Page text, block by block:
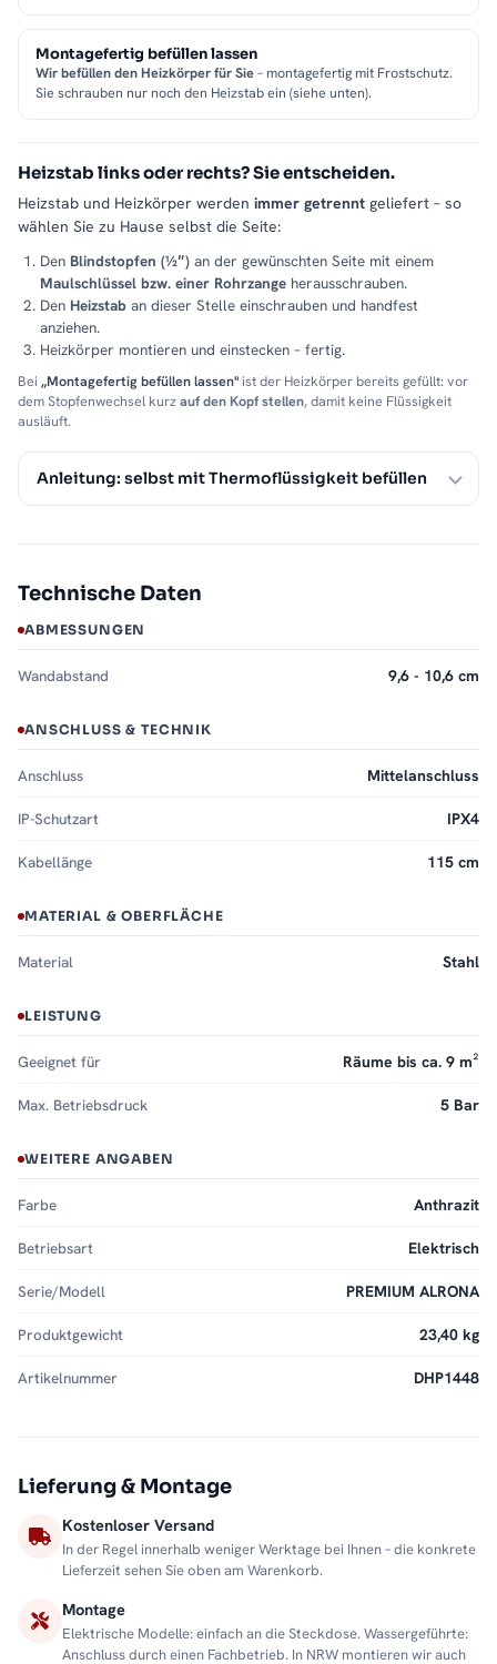
Montagefertig befüllen lassen
Wir befüllen den Heizkörper für Sie– montagefertig mit Frostschutz.
Sie schrauben nur noch den Heizstab ein (siehe unten).
Heizstab links oder rechts? Sie entscheiden.
Heizstab und Heizkörper werden immer getrennt geliefert – so
wählen Sie zu Hause selbst die Seite:
Den Blindstopfen (½″) an der gewünschten Seite mit einem
Maulschlüssel bzw. einer Rohrzange herausschrauben.
Den Heizstab an dieser Stelle einschrauben und handfest
anziehen.
Heizkörper montieren und einstecken – fertig.
Bei „Montagefertig befüllen lassen"ist der Heizkörper bereits gefüllt: vor
dem Stopfenwechsel kurzauf den Kopf stellen, damit keine Flüssigkeit
ausläuft.
Anleitung: selbst mit Thermoflüssigkeit befüllen
Technische Daten
ABMESSUNGEN
Wandabstand 9,6 - 10,6 cm
ANSCHLUSS & TECHNIK
Anschluss Mittelanschluss
IP-Schutzart IPX4
Kabellänge 115 cm
MATERIAL & OBERFLÄCHE
Material Stahl
LEISTUNG
Geeignet für Räume bis ca. 9 m²
Max. Betriebsdruck 5 Bar
WEITERE ANGABEN
Farbe Anthrazit
Betriebsart Elektrisch
Serie/Modell PREMIUM ALRONA
Produktgewicht 23,40 kg
Artikelnummer DHP1448
Lieferung & Montage
Kostenloser Versand
In der Regel innerhalb weniger Werktage bei Ihnen – die konkrete
Lieferzeit sehen Sie oben am Warenkorb.
Montage
Elektrische Modelle: einfach an die Steckdose. Wassergeführte:
Anschluss durch einen Fachbetrieb. In NRW montieren wir auch